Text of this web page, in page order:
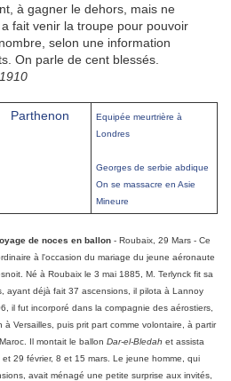
à gagner le dehors, mais ne
fait venir la troupe pour pouvoir
selon une information
On parle de cent blessés.
Equipée meurtrière à
Londres
Georges de serbie abdique
On se massacre en Asie
Mineure
de noces en ballon - Roubaix, 29 Mars - Ce
à l'occasion du mariage du jeune aéronaute
Né à Roubaix le 3 mai 1885, M. Terlynck fit sa
ayant déjà fait 37 ascensions, il pilota à Lannoy
il fut incorporé dans la compagnie des aérostiers,
Versailles, puis prit part comme volontaire, à partir
Il montait le ballon Dar-el-Bledah et assista
29 février, 8 et 15 mars. Le jeune homme, qui
avait ménagé une petite surprise aux invités,